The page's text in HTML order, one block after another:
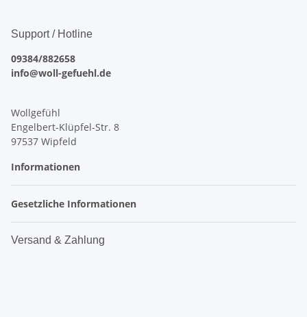
Support / Hotline
09384/882658
info@woll-gefuehl.de
Wollgefühl
Engelbert-Klüpfel-Str. 8
97537 Wipfeld
Informationen
Gesetzliche Informationen
Versand & Zahlung